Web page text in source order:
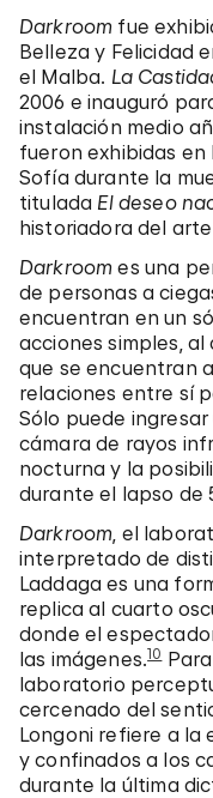
Darkroom fue
Belleza y Felicidad
el Malba. La
2006 e inauguró
instalación medio
fueron exhibidas en
Sofía durante la
titulada El deseo
historiadora del arte
Darkroom es una
de personas a
encuentran en un
acciones simples,
que se encuentran
relaciones entre sí
Sólo puede
cámara de rayos
nocturna y la
durante el lapso de
Darkroom, el
interpretado de
Laddaga es una
replica al cuarto
donde el
las imágenes.10Para
laboratorio
cercenado del
Longoni refiere a la
y confinados a los
durante la última